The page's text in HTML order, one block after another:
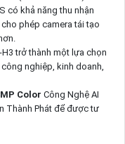
có khả năng thu nhận
phép camera tái tạo
trở thành một lựa chọn
nghiệp, kinh doanh,
Color Công Nghệ AI
Thành Phát để được tư